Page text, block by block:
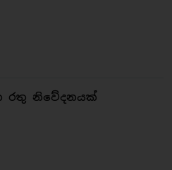
රතු නිවේදනයක්